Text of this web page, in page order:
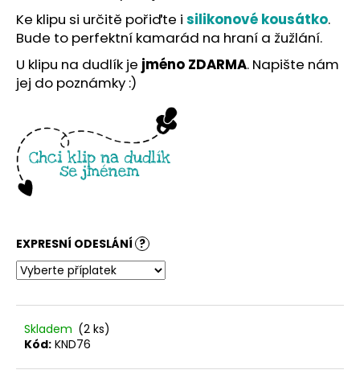
Ke klipu si určitě pořiďte i silikonové kousátko.
Bude to perfektní kamarád na hraní a žužlání.
U klipu na dudlík je jméno ZDARMA. Napište nám
jej do poznámky :)
EXPRESNÍ ODESLÁNÍ ?
Skladem (2 ks)
Kód: KND76
č
u
e
m